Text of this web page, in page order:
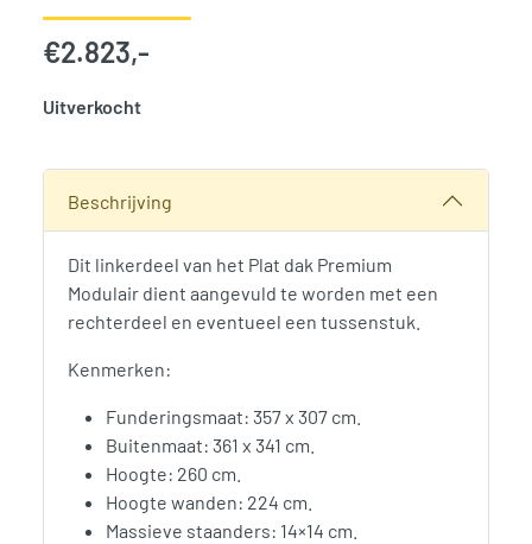
€2.823,-
Uitverkocht
Beschrijving
Dit linkerdeel van het Plat dak Premium
Modulair dient aangevuld te worden met een
rechterdeel en eventueel een tussenstuk.
Kenmerken:
Funderingsmaat: 357 x 307 cm.
Buitenmaat: 361 x 341 cm.
Hoogte: 260 cm.
Hoogte wanden: 224 cm.
Massieve staanders: 14×14 cm.